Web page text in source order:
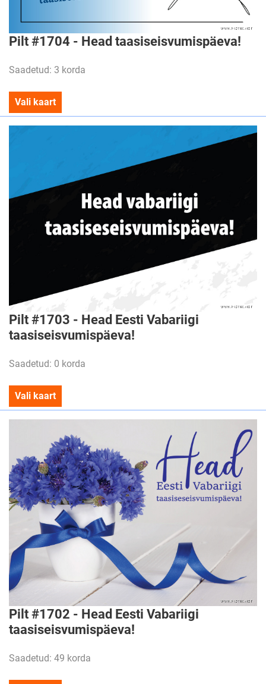
Pilt #1704 - Head taasiseisvumispäeva!
Saadetud: 3 korda
Vali kaart
Pilt #1703 - Head Eesti Vabariigi
taasiseisvumispäeva!
Saadetud: 0 korda
Vali kaart
Pilt #1702 - Head Eesti Vabariigi
taasiseisvumispäeva!
Saadetud: 49 korda